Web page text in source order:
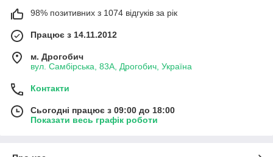
98% позитивних з 1074 відгуків за рік
Працює з 14.11.2012
м. Дрогобич
вул. Самбірська, 83А, Дрогобич, Україна
Контакти
Сьогодні працює з 09:00 до 18:00
Показати весь графік роботи